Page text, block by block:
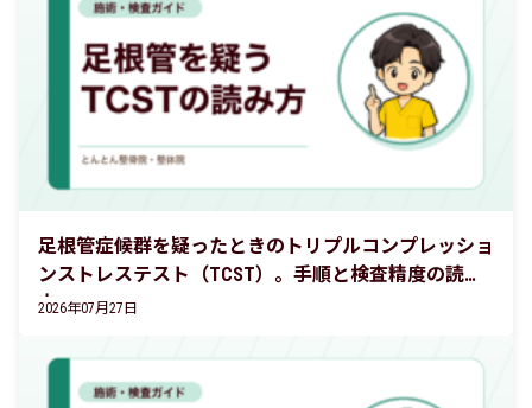
足根管症候群を疑ったときのトリプルコンプレッショ
ンストレステスト（TCST）。手順と検査精度の読み
方
2026年07月27日